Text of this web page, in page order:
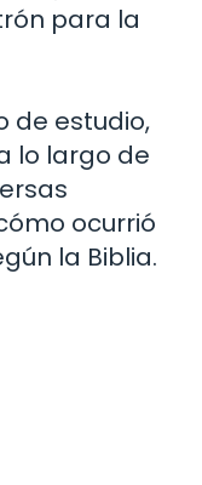
para la
de estudio,
lo largo de
ocurrió
la Biblia.